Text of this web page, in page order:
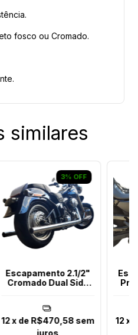
fosco ou Cromado.
similares
3% OFF
Escapamento 2.1/2"
Cromado Dual Side
12x de R$470,58 sem
juros
12 x